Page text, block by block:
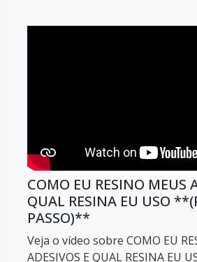
COMO EU RESINO MEUS
QUAL RESINA EU USO
PASSO)**
Veja o vídeo sobre COMO EU
ADESIVOS E QUAL RESINA EU